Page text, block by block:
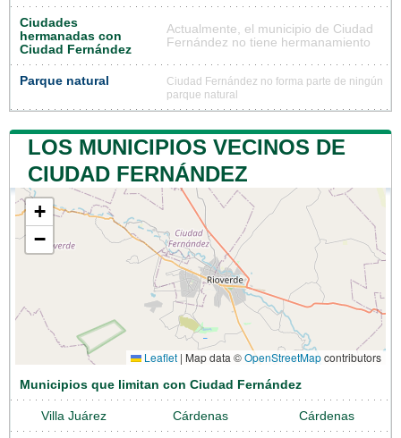
Ciudades
hermanadas con
Ciudad Fernández
Actualmente, el municipio de Ciudad
Fernández no tiene hermanamiento
Parque natural
Ciudad Fernández no forma parte de ningún
parque natural
LOS MUNICIPIOS VECINOS DE
CIUDAD FERNÁNDEZ
+
−
Leaflet | Map data ©OpenStreetMapcontributors
Municipios que limitan con Ciudad Fernández
Villa Juárez Cárdenas Cárdenas